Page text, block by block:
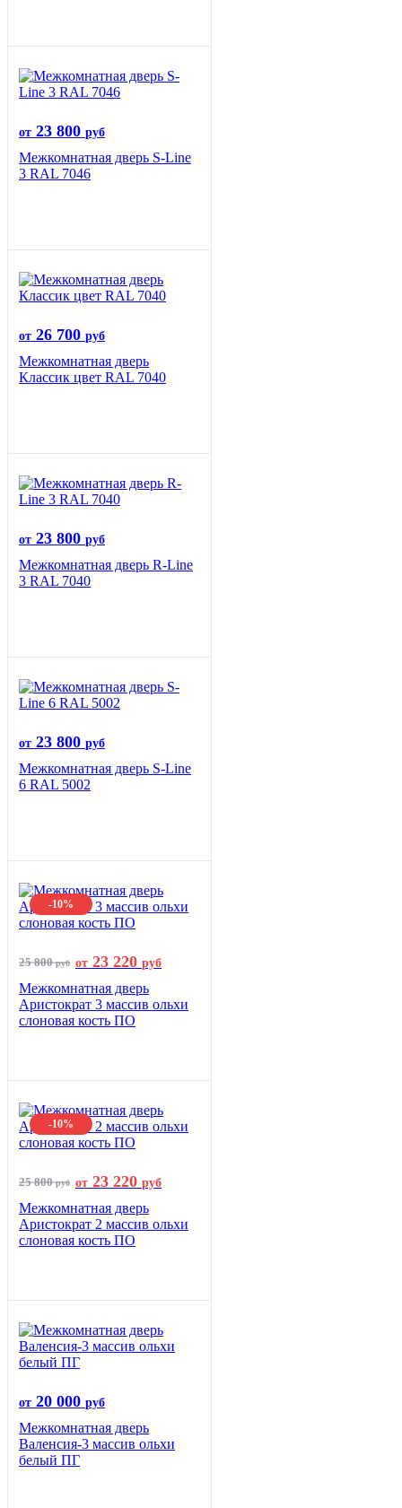
от 23 800 руб
Межкомнатная дверь S-Line
3 RAL 7046
от 26 700 руб
Межкомнатная дверь
Классик цвет RAL 7040
от 23 800 руб
Межкомнатная дверь R-Line
3 RAL 7040
от 23 800 руб
Межкомнатная дверь S-Line
6 RAL 5002
-10%
25 800руб от 23 220 руб
Межкомнатная дверь
Аристократ 3 массив ольхи
слоновая кость ПО
-10%
25 800руб от 23 220 руб
Межкомнатная дверь
Аристократ 2 массив ольхи
слоновая кость ПО
от 20 000 руб
Межкомнатная дверь
Валенсия-3 массив ольхи
белый ПГ